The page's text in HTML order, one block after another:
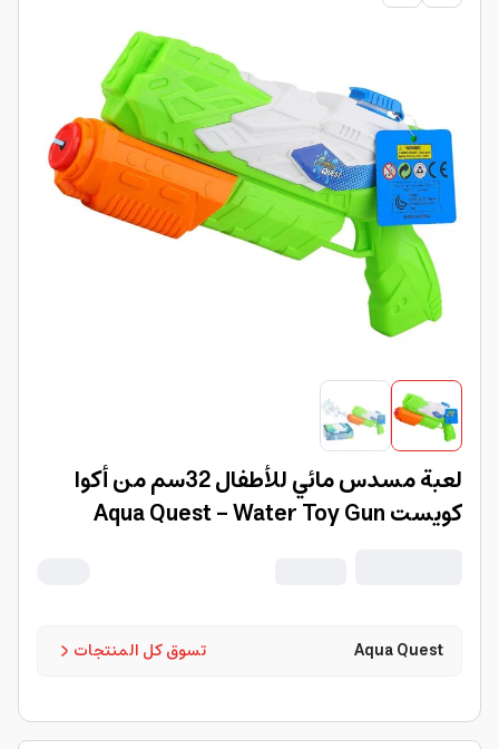
لعبة مسدس مائي للأطفال 32سم من أكوا
كويست Aqua Quest - Water Toy Gun
تسوق كل المنتجات Aqua Quest